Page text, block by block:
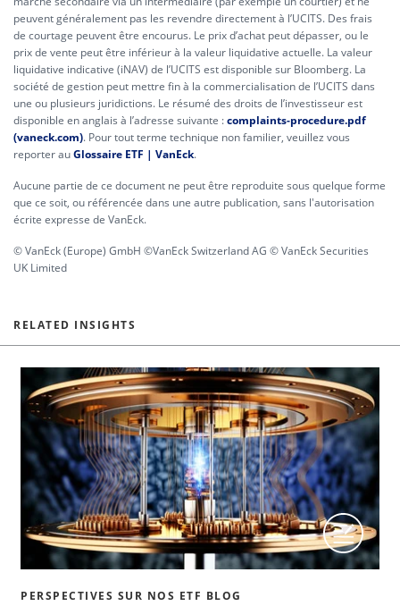
peuvent généralement pas les revendre directement à l’UCITS. Des frais
de courtage peuvent être encourus. Le prix d’achat peut dépasser, ou le
prix de vente peut être inférieur à la valeur liquidative actuelle. La valeur
liquidative indicative (iNAV) de l’UCITS est disponible sur Bloomberg. La
société de gestion peut mettre fin à la commercialisation de l’UCITS dans
une ou plusieurs juridictions. Le résumé des droits de l’investisseur est
disponible en anglais à l’adresse suivante :complaints-procedure.pdf
(vaneck.com). Pour tout terme technique non familier, veuillez vous
reporter auGlossaire ETF | VanEck.
Aucune partie de ce document ne peut être reproduite sous quelque forme
que ce soit, ou référencée dans une autre publication, sans l'autorisation
écrite expresse de VanEck.
© VanEck (Europe) GmbH ©VanEck Switzerland AG © VanEck Securities
UK Limited
RELATED INSIGHTS
PERSPECTIVES SUR NOS ETF BLOG